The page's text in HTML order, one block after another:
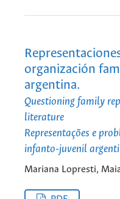
organización
argentina.
Questioning family
literature
Representações e
infanto-juvenil
Mariana Lopresti,